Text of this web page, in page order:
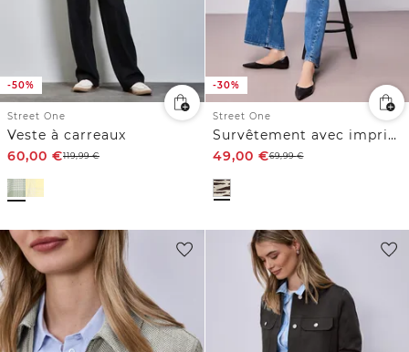
-50%
Street One
Veste à carreaux
60,00 €119,99€
-30%
Street One
Survêtement avec imprimé zèbre
49,00 €69,99€